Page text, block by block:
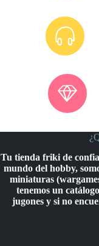
Tu tienda friki de
mundo del hobby,
miniaturas
tenemos un
jugones y si no